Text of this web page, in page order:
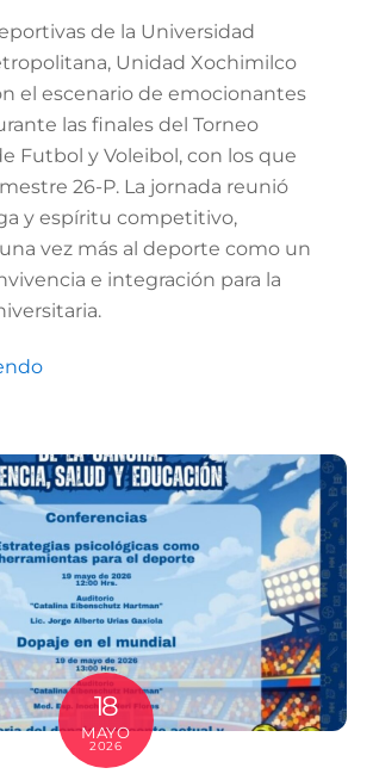
de la Universidad
Unidad Xochimilco
el escenario de emocionantes
las finales del Torneo
Futbol y Voleibol, con los que
26-P. La jornada reunió
y espíritu competitivo,
vez más al deporte como un
e integración para la
18
MAYO
2026